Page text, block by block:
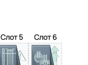
Слот 5 Слот 6